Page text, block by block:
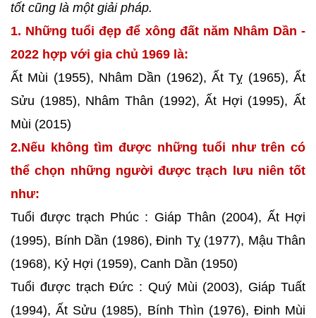
tốt cũng là một giải pháp.
1. Những tuổi đẹp để xông đất năm Nhâm Dần -
2022 hợp với gia chủ 1969 là:
Ất Mùi (1955), Nhâm Dần (1962), Ất Tỵ (1965), Ất
Sửu (1985), Nhâm Thân (1992), Ất Hợi (1995), Ất
Mùi (2015)
2.Nếu không tìm được những tuổi như trên có
thể chọn những người được trạch lưu niên tốt
như:
Tuổi được trạch Phúc : Giáp Thân (2004), Ất Hợi
(1995), Bính Dần (1986), Đinh Tỵ (1977), Mậu Thân
(1968), Kỷ Hợi (1959), Canh Dần (1950)
Tuổi được trạch Đức : Quý Mùi (2003), Giáp Tuất
(1994), Ất Sửu (1985), Bính Thìn (1976), Đinh Mùi